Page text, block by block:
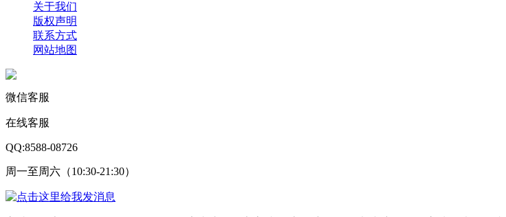
关于我们
版权声明
联系方式
网站地图
微信客服
在线客服
QQ:8588-08726
周一至周六（10:30-21:30）